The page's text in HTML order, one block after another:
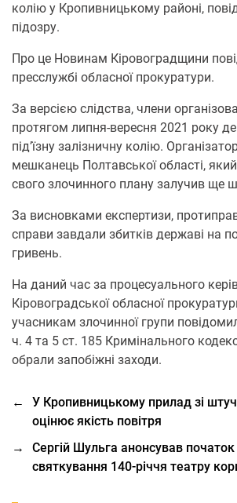
колію у Кропивницькому районі,
підозру.
Про це Новинам Кіровоградщини
пресслужбі обласної прокуратури.
За версією слідства, члени
протягом липня-вересня 2021 року
під’їзну залізничну колію.
мешканець Полтавської області, який
свого злочинного плану залучив ще
За висновками експертизи,
справи завдали збитків державі на
гривень.
На даний час за процесуального
Кіровоградської обласної
учасникам злочинної групи
ч. 4 та 5 ст. 185 Кримінального
обрали запобіжні заходи.
←
У Кропивницькому прилад зі
оцінює якість повітря
→
Сергій Шульга анонсував початок
святкування 140-річчя театру